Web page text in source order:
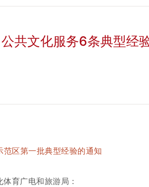
共文化服务6条典型经
区第一批典型经验的通知
育广电和旅游局：